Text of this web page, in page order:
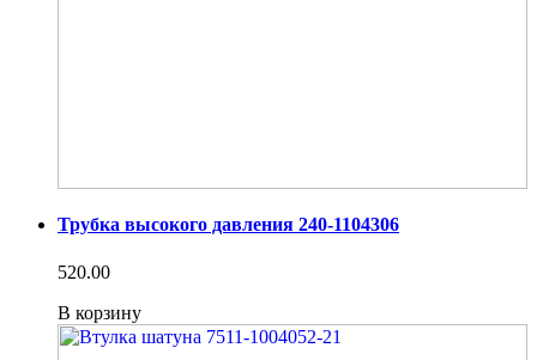
Трубка высокого давления 240-1104306
520.00
В корзину